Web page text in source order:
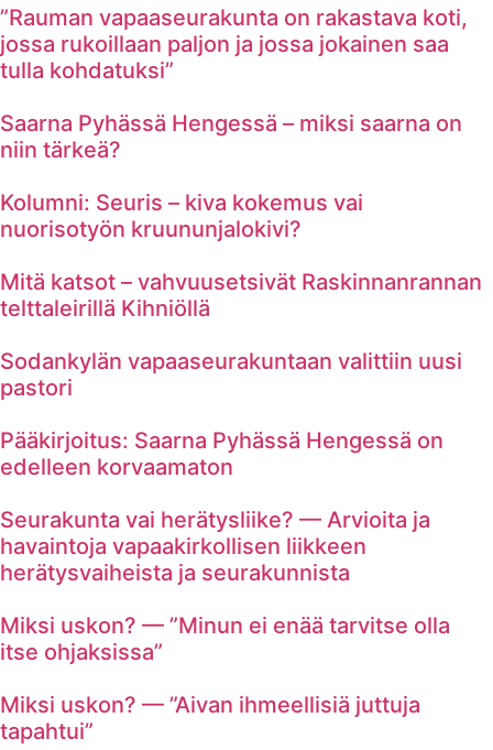
”Rauman vapaaseurakunta on rakastava koti,
jossa rukoillaan paljon ja jossa jokainen saa
tulla kohdatuksi”
Saarna Pyhässä Hengessä – miksi saarna on
niin tärkeä?
Kolumni: Seuris – kiva kokemus vai
nuorisotyön kruununjalokivi?
Mitä katsot – vahvuusetsivät Raskinnanrannan
telttaleirillä Kihniöllä
Sodankylän vapaaseurakuntaan valittiin uusi
pastori
Pääkirjoitus: Saarna Pyhässä Hengessä on
edelleen korvaamaton
Seurakunta vai herätysliike? — Arvioita ja
havaintoja vapaakirkollisen liikkeen
herätysvaiheista ja seurakunnista
Miksi uskon? — ”Minun ei enää tarvitse olla
itse ohjaksissa”
Miksi uskon? — ”Aivan ihmeellisiä juttuja
tapahtui”